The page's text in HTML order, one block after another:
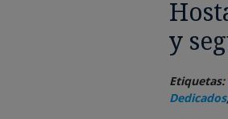
y
Etiquetas:
Dedicados